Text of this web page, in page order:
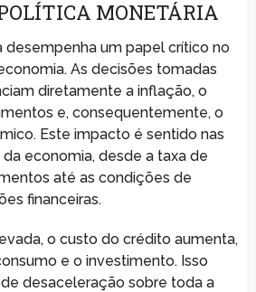
MONETÁRIA
desempenha um papel crítico no
As decisões tomadas
diretamente a inflação, o
e, consequentemente, o
Este impacto é sentido nas
economia, desde a taxa de
até as condições de
financeiras.
o custo do crédito aumenta,
e o investimento. Isso
desaceleração sobre toda a